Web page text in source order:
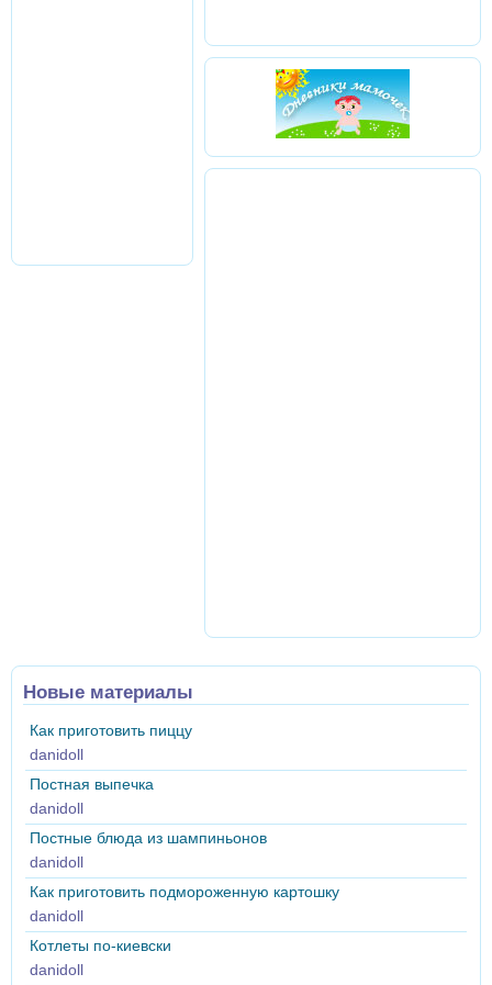
Новые материалы
Как приготовить пиццу
danidoll
Постная выпечка
danidoll
Постные блюда из шампиньонов
danidoll
Как приготовить подмороженную картошку
danidoll
Котлеты по-киевски
danidoll